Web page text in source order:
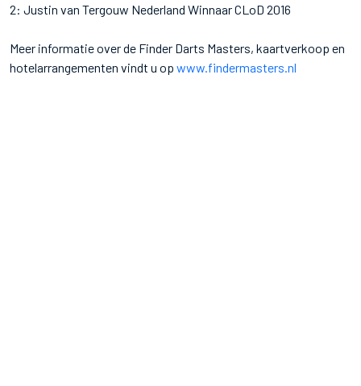
2: Justin van Tergouw Nederland Winnaar CLoD 2016
Meer informatie over de Finder Darts Masters, kaartverkoop en
hotelarrangementen vindt u op www.findermasters.nl